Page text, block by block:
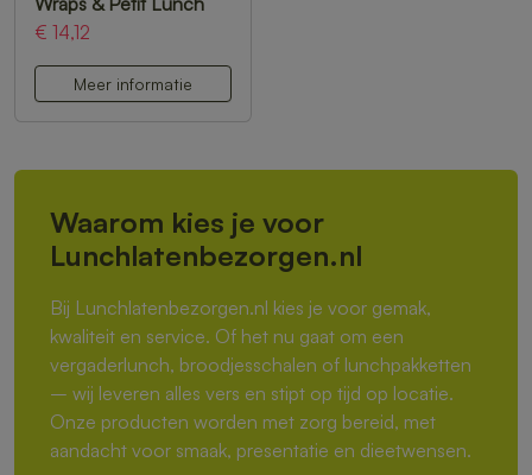
€ 14,12
Meer informatie
Waarom kies je voor
Lunchlatenbezorgen.nl
Bij Lunchlatenbezorgen.nl kies je voor gemak,
kwaliteit en service. Of het nu gaat om een
vergaderlunch, broodjesschalen of lunchpakketten
– wij leveren alles vers en stipt op tijd op locatie.
Onze producten worden met zorg bereid, met
aandacht voor smaak, presentatie en dieetwensen.